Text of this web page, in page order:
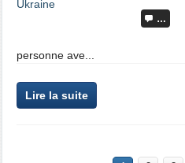
…
personne ave...
Lire la suite